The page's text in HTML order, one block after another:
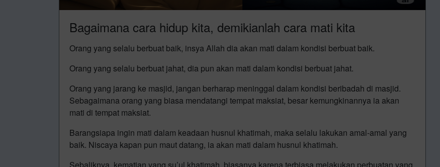
Bagaimana cara hidup kita, demikianlah cara mati kita
Orang yang selalu berbuat baik, insya Allah dia akan mati dalam kondisi berbuat baik.
Orang yang selalu berbuat jahat, dia pun akan mati dalam kondisi berbuat jahat.
Orang yang jarang ke masjid, jangan berharap meninggal dalam kondisi beribadah di masjid.
Sebagaimana orang yang biasa mendatangi tempat maksiat, besar kemungkinannya ia akan
mati di tempat maksiat.
Barangsiapa ingin mati dalam keadaan husnul khatimah, maka selalu lakukan amal-amal yang
baik. Niscaya kapan pun maut datang, ia akan mati dalam husnul khatimah.